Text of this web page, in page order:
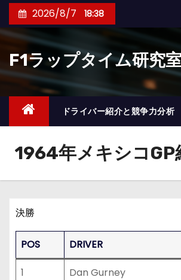
ン
ツ
キ
2026/8/7 18:38
F1ラップタイム研究
ドライバー紹介と競争力分析
1964年メキシコGP
決勝
POS DRIVER
1 Dan Gurney